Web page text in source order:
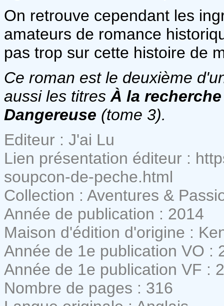
On retrouve cependant les
amateurs de romance
pas trop sur cette histoire de
Ce roman est le deuxième
aussi les titres À la
Dangereuse (tome 3).
Editeur : J'ai Lu
Lien présentation éditeur :
soupcon-de-peche.html
Collection : Aventures &
Année de publication : 2014
Maison d'édition d'origine :
Année de 1e publication VO :
Année de 1e publication VF :
Nombre de pages : 316